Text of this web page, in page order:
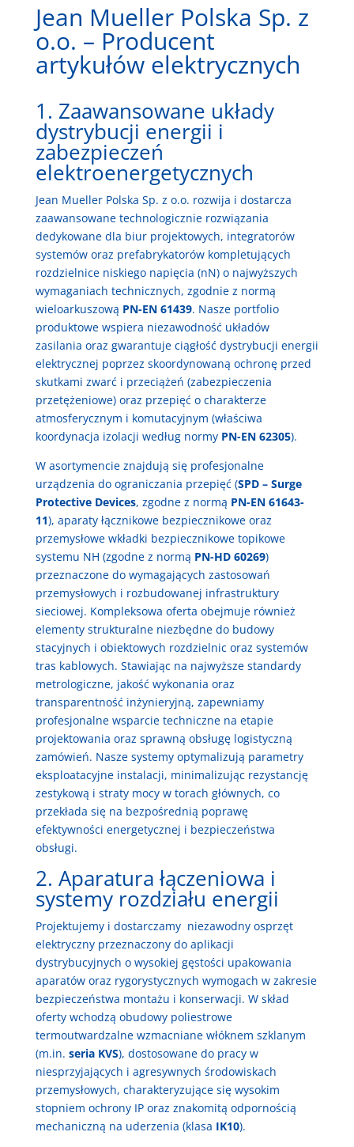
Jean Mueller Polska Sp. z
o.o. – Producent
artykułów elektrycznych
1. Zaawansowane układy
dystrybucji energii i
zabezpieczeń
elektroenergetycznych
Jean Mueller Polska Sp. z o.o. rozwija i dostarcza
zaawansowane technologicznie rozwiązania
dedykowane dla biur projektowych, integratorów
systemów oraz prefabrykatorów kompletujących
rozdzielnice niskiego napięcia (nN) o najwyższych
wymaganiach technicznych, zgodnie z normą
wieloarkuszową PN-EN 61439. Nasze portfolio
produktowe wspiera niezawodność układów
zasilania oraz gwarantuje ciągłość dystrybucji energii
elektrycznej poprzez skoordynowaną ochronę przed
skutkami zwarć i przeciążeń (zabezpieczenia
przetężeniowe) oraz przepięć o charakterze
atmosferycznym i komutacyjnym (właściwa
koordynacja izolacji według normy PN-EN 62305).
W asortymencie znajdują się profesjonalne
urządzenia do ograniczania przepięć (SPD – Surge
Protective Devices, zgodne z normą PN-EN 61643-
11), aparaty łącznikowe bezpiecznikowe oraz
przemysłowe wkładki bezpiecznikowe topikowe
systemu NH (zgodne z normą PN-HD 60269)
przeznaczone do wymagających zastosowań
przemysłowych i rozbudowanej infrastruktury
sieciowej. Kompleksowa oferta obejmuje również
elementy strukturalne niezbędne do budowy
stacyjnych i obiektowych rozdzielnic oraz systemów
tras kablowych. Stawiając na najwyższe standardy
metrologiczne, jakość wykonania oraz
transparentność inżynieryjną, zapewniamy
profesjonalne wsparcie techniczne na etapie
projektowania oraz sprawną obsługę logistyczną
zamówień. Nasze systemy optymalizują parametry
eksploatacyjne instalacji, minimalizując rezystancję
zestykową i straty mocy w torach głównych, co
przekłada się na bezpośrednią poprawę
efektywności energetycznej i bezpieczeństwa
obsługi.
2. Aparatura łączeniowa i
systemy rozdziału energii
Projektujemy i dostarczamy niezawodny osprzęt
elektryczny przeznaczony do aplikacji
dystrybucyjnych o wysokiej gęstości upakowania
aparatów oraz rygorystycznych wymogach w zakresie
bezpieczeństwa montażu i konserwacji. W skład
oferty wchodzą obudowy poliestrowe
termoutwardzalne wzmacniane włóknem szklanym
(m.in. seria KVS), dostosowane do pracy w
niesprzyjających i agresywnych środowiskach
przemysłowych, charakteryzujące się wysokim
stopniem ochrony IP oraz znakomitą odpornością
mechaniczną na uderzenia (klasa IK10).